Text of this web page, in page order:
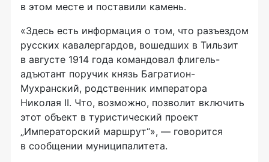
в этом месте и поставили камень.
«Здесь есть информация о том, что разъездом
русских кавалергардов, вошедших в Тильзит
в августе 1914 года командовал флигель-
адъютант поручик князь Багратион-
Мухранский, родственник императора
Николая II. Что, возможно, позволит включить
этот объект в туристический проект
„Императорский маршрут“», — говорится
в сообщении муниципалитета.